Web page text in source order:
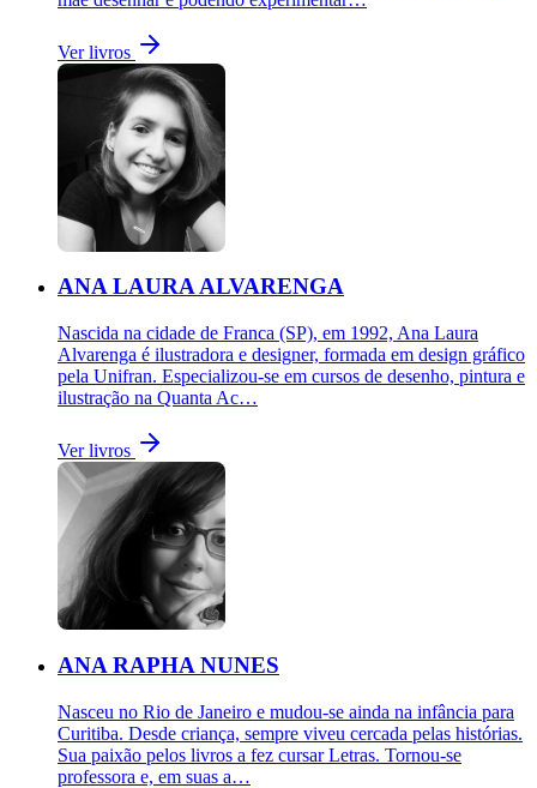
Ver livros
ANA LAURA ALVARENGA
Nascida na cidade de Franca (SP), em 1992, Ana Laura
Alvarenga é ilustradora e designer, formada em design gráfico
pela Unifran. Especializou-se em cursos de desenho, pintura e
ilustração na Quanta Ac…
Ver livros
ANA RAPHA NUNES
Nasceu no Rio de Janeiro e mudou-se ainda na infância para
Curitiba. Desde criança, sempre viveu cercada pelas histórias.
Sua paixão pelos livros a fez cursar Letras. Tornou-se
professora e, em suas a…